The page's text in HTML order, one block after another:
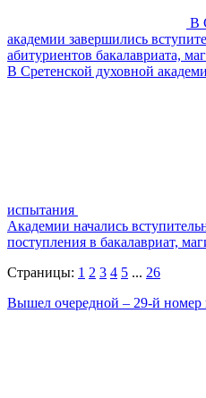
В
академии завершились
абитуриентов бакалавриата,
В Сретенской духовной
испытания
Академии начались
поступления в бакалавриат,
Страницы: 1 2 3 4 5 ... 26
Вышел очередной – 29-й номер